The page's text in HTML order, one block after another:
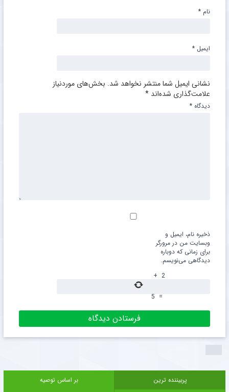
نشانی ایمیل شما منتشر نخواهد شد. بخش‌های موردنیاز
علامت‌گذاری شده‌اند *
دیدگاه *
نام *
ایمیل *
ذخیره نام، ایمیل و
وبسایت من در مرورگر
برای زمانی که دوباره
دیدگاهی می‌نویسم.
2
+
=
5
پربیننده ترین
بر اساس توصیه